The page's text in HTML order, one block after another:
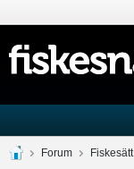
Forum Fiskesätt